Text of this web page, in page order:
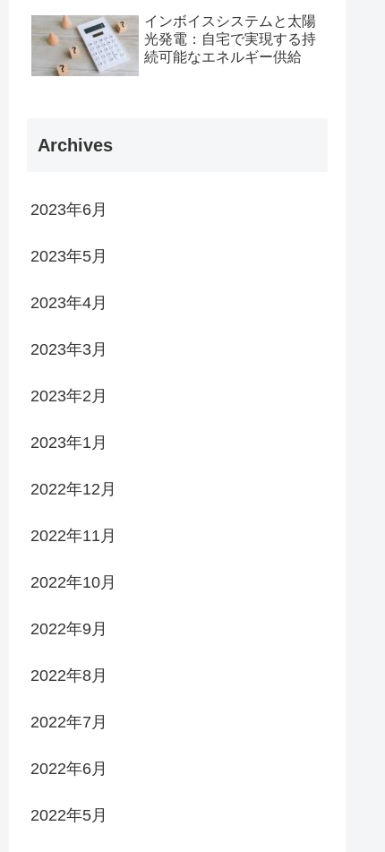
インボイスシステムと太陽
光発電：自宅で実現する持
続可能なエネルギー供給
Archives
2023年6月
2023年5月
2023年4月
2023年3月
2023年2月
2023年1月
2022年12月
2022年11月
2022年10月
2022年9月
2022年8月
2022年7月
2022年6月
2022年5月